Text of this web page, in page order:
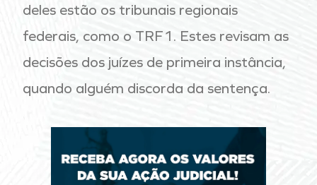
deles estão os tribunais regionais
federais, como o TRF1. Estes revisam as
decisões dos juízes de primeira instância,
quando alguém discorda da sentença.